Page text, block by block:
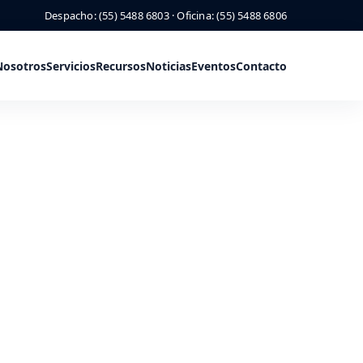
Despacho: (55) 5488 6803 · Oficina: (55) 5488 6806
ServiciosRecursosNoticiasEventosContacto